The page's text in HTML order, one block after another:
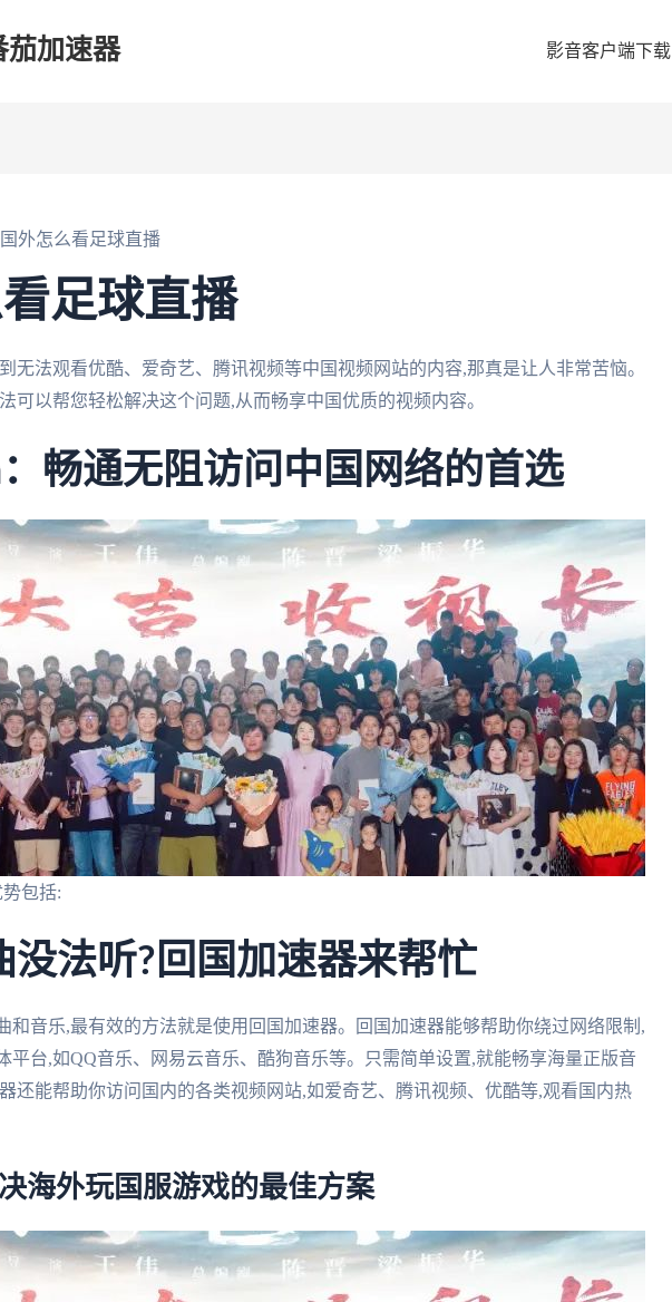
茄加速器 影音客户端下载
国外怎么看足球直播
足球直播
无法观看优酷、爱奇艺、腾讯视频等中国视频网站的内容,那真是让人非常苦恼。
可以帮您轻松解决这个问题,从而畅享中国优质的视频内容。
畅通无阻访问中国网络的首选
包括:
没法听?回国加速器来帮忙
和音乐,最有效的方法就是使用回国加速器。回国加速器能够帮助你绕过网络限制,
平台,如QQ音乐、网易云音乐、酷狗音乐等。只需简单设置,就能畅享海量正版音
还能帮助你访问国内的各类视频网站,如爱奇艺、腾讯视频、优酷等,观看国内热
海外玩国服游戏的最佳方案